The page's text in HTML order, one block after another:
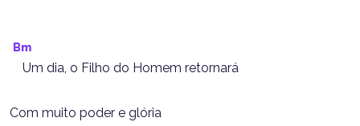
Bm
Um dia, o Filho do Homem retornará
Com muito poder e glória